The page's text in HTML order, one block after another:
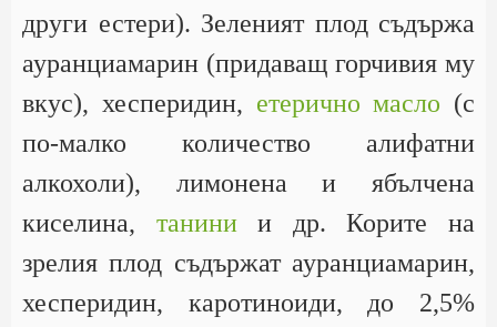
други естери). Зеленият плод съдържа
ауранциамарин (придаващ горчивия му
вкус), хесперидин, етерично масло (с
по-малко количество алифатни
алкохоли), лимонена и ябълчена
киселина, танинии др. Корите на
зрелия плод съдържат ауранциамарин,
хесперидин, каротиноиди, до 2,5%